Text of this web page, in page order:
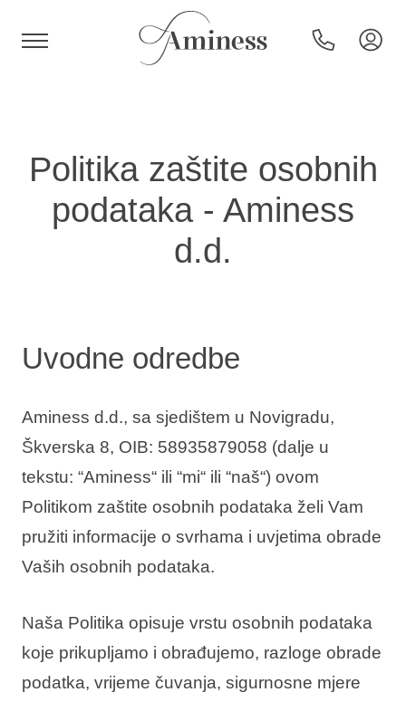
Hotels en resorts
Vakantietypes
Merken
Ami Loyalty programma
Blogi
Politika zaštite osobnih
podataka - Aminess
d.d.
Uvodne odredbe
Aminess d.d., sa sjedištem u Novigradu,
Škverska 8, OIB: 58935879058 (dalje u
tekstu: “Aminess“ ili “mi“ ili “naš“) ovom
Politikom zaštite osobnih podataka želi Vam
pružiti informacije o svrhama i uvjetima obrade
Vaših osobnih podataka.
Naša Politika opisuje vrstu osobnih podataka
koje prikupljamo i obrađujemo, razloge obrade
podatka, vrijeme čuvanja, sigurnosne mjere